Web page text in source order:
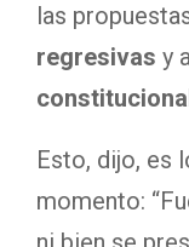
las
regresivas y
Esto, dijo, es
momento: